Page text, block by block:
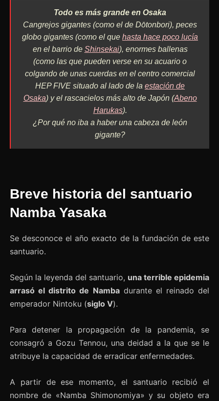
Todo es más grande en Osaka
Cangrejos gigantes (como el de Dōtonbori), peces
globo gigantes (como el que hasta hace poco lucía
en el barrio de Shinsekai), enormes ballenas
(como las que pueden verse en su acuario o
colgando de unas cuerdas en el centro comercial
HEP FIVE situado al lado de la estación de
Osaka) y el rascacielos más alto de Japón (Abeno
Harukas).
¿Por qué no iba a haber una cabeza de león
gigante?
Breve historia del santuario
Namba Yasaka
Se desconoce el año exacto de la fundación de este
santuario.
Según la leyenda del santuario, una terrible epidemia
arrasó el distrito de Nambadurante el reinado del
emperador Nintoku (siglo V).
Para detener la propagación de la pandemia, se
consagró a Gozu Tennou, una deidad a la que se le
atribuye la capacidad de erradicar enfermedades.
A partir de ese momento, el santuario recibió el
nombre de «Namba Shimonomiya» y su objeto era